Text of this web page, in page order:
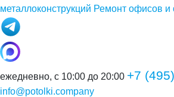
металлоконструкций Ремонт офисов и
ежедневно, с 10:00 до 20:00 +7
info@potolki.company